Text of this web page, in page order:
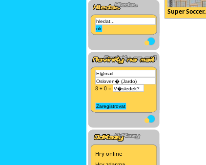
8 + 0 =
Hry online
Super